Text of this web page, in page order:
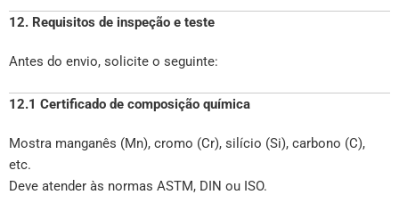
12. Requisitos de inspeção e teste
Antes do envio, solicite o seguinte:
12.1 Certificado de composição química
Mostra manganês (Mn), cromo (Cr), silício (Si), carbono (C),
etc.
Deve atender às normas ASTM, DIN ou ISO.